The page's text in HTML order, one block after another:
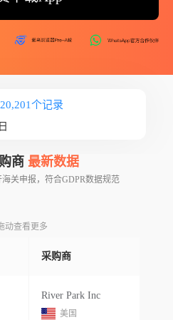
个记录
商 最新数据
关申报，符合GDPR数据规范
动查看更多
采购商
River Park Inc
美国